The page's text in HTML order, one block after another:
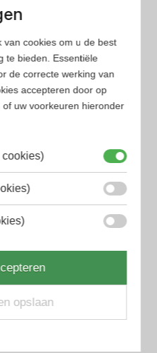
je verzameld zodat jij
van cookies om u de best
te bieden. Essentiële
de correcte werking van
accepteren door op
uw voorkeuren hieronder
opslaan